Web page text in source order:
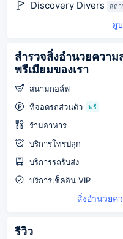
Discovery Divers สถา
ดู
สำรวจสิ่งอำนวยควา
พรีเมียมของเรา
สนามกอล์ฟ
ที่จอดรถส่วนตัว
ฟรี
ร้านอาหาร
บริการโทรปลุก
บริการรถรับส่ง
บริการเช็คอิน VIP
สิ่งอำนวยค
รีวิว